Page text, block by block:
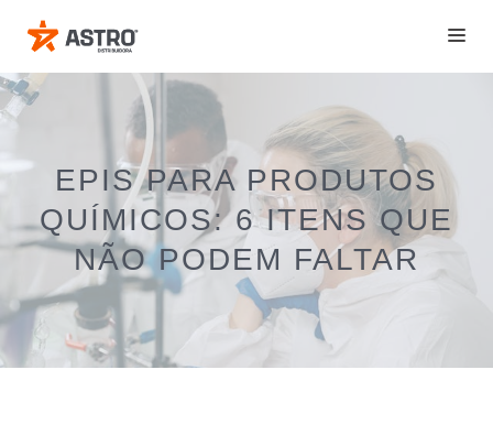
para
o
conteúdo
EPIS PARA PRODUTOS
QUÍMICOS: 6 ITENS QUE
NÃO PODEM FALTAR